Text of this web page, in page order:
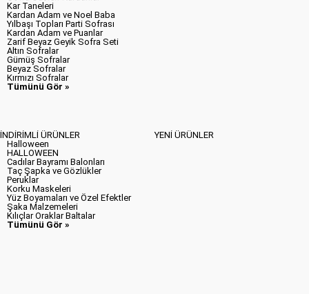
Kar Taneleri
Kardan Adam ve Noel Baba
Yılbaşı Topları Parti Sofrası
Kardan Adam ve Puanlar
Zarif Beyaz Geyik Sofra Seti
Altın Sofralar
Gümüş Sofralar
Beyaz Sofralar
Kırmızı Sofralar
Tümünü Gör »
İNDİRİMLİ ÜRÜNLER YENİ ÜRÜNLER
Halloween
HALLOWEEN
Cadılar Bayramı Balonları
Taç Şapka ve Gözlükler
Peruklar
Korku Maskeleri
Yüz Boyamaları ve Özel Efektler
Şaka Malzemeleri
Kılıçlar Oraklar Baltalar
Tümünü Gör »